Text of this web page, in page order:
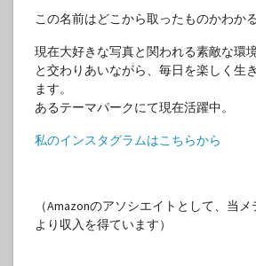
この名前はどこから取ったものかわか
現在大好きな写真と関われる素敵な環
と交わりあいながら、毎日を楽しく生
ます。
あるテーマパークにて現在活躍中。
私のインスタグラムはこちらから
（Amazonのアソシエイトとして、当
より収入を得ています）